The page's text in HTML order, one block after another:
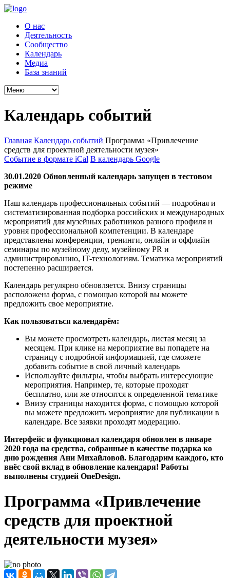
О нас
Деятельность
Сообщество
Календарь
Медиа
База знаний
Календарь событий
Главная Календарь событий Программа «Привлечение
средств для проектной деятельности музея»
Событие в формате iCal В календарь Google
30.01.2020 Обновленный календарь запущен в тестовом
режиме
Наш календарь профессиональных событий — подробная и
систематизированная подборка российских и международных
мероприятий для музейных работников разного профиля и
уровня профессиональной компетенции. В календаре
представлены конференции, тренинги, онлайн и оффлайн
семинары по музейному делу, музейному PR и
администрированию, IT-технологиям. Тематика мероприятий
постепенно расширяется.
Календарь регулярно обновляется. Внизу страницы
расположена форма, с помощью которой вы можете
предложить свое мероприятие.
Как пользоваться календарём:
Вы можете просмотреть календарь, листая месяц за
месяцем. При клике на мероприятие вы попадете на
страницу с подробной информацией, где сможете
добавить событие в свой личный календарь
Используйте фильтры, чтобы выбрать интересующие
мероприятия. Например, те, которые проходят
бесплатно, или же относятся к определенной тематике
Внизу страницы находится форма, с помощью которой
вы можете предложить мероприятие для публикации в
календаре. Все заявки проходят модерацию.
Интерфейс и функционал календаря обновлен в январе
2020 года на средства, собранные в качестве подарка ко
дню рождения Ани Михайловой. Благодарим каждого, кто
внёс свой вклад в обновление календаря! Работы
выполнены студией OneDesign.
Программа «Привлечение
средств для проектной
деятельности музея»